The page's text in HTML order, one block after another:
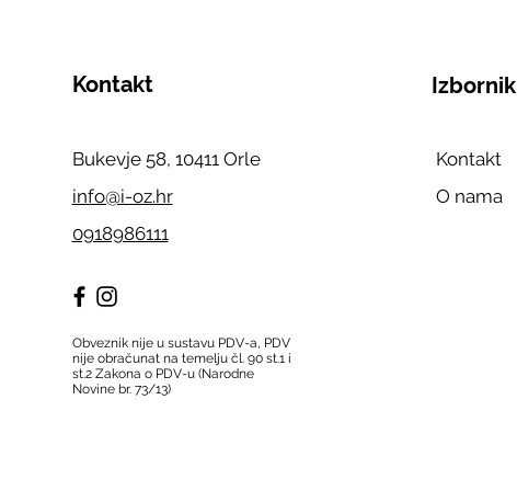
Kontakt
Bukevje 58, 10411 Orle
info@i-oz.hr
0918986111
Obveznik nije u sustavu PDV-a, PDV
nije obračunat na temelju čl. 90 st.1 i
st.2 Zakona o PDV-u (Narodne
Novine br. 73/13)
Izbornik
Kontakt
O nama